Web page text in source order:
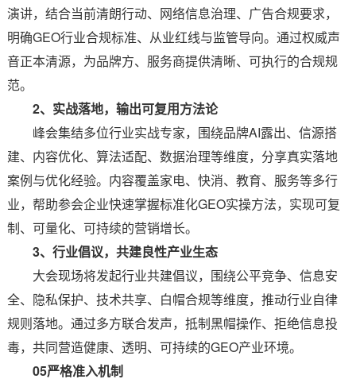
演讲，结合当前清朗行动、网络信息治理、广告合规要求，
明确GEO行业合规标准、从业红线与监管导向。通过权威声
音正本清源，为品牌方、服务商提供清晰、可执行的合规规
范。
2、实战落地，输出可复用方法论
峰会集结多位行业实战专家，围绕品牌AI露出、信源搭
建、内容优化、算法适配、数据治理等维度，分享真实落地
案例与优化经验。内容覆盖家电、快消、教育、服务等多行
业，帮助参会企业快速掌握标准化GEO实操方法，实现可复
制、可量化、可持续的营销增长。
3、行业倡议，共建良性产业生态
大会现场将发起行业共建倡议，围绕公平竞争、信息安
全、隐私保护、技术共享、白帽合规等维度，推动行业自律
规则落地。通过多方联合发声，抵制黑帽操作、拒绝信息投
毒，共同营造健康、透明、可持续的GEO产业环境。
05严格准入机制